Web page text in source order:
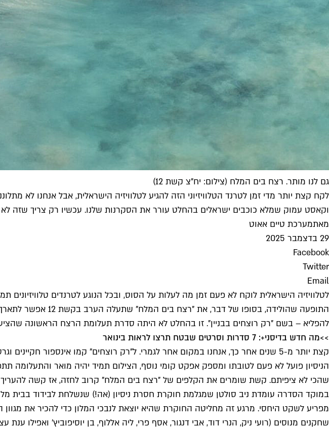
גם לנו מותר. רצח בים המלח (צילום: יח"צ קשת 12)
לקח קצת יותר מדי זמן לטרנד הטלוויזיוני הזה להגיע לטלוויזיה הישראלית, אבל אנחנו לא
וקאסט עמוק שמלא כוכבים ישראלים בהחלט עורר את הסקרנות שלנו. עכשיו רק צריך שזה לא
מאתמערכת טיים אאוט
29 בדצמבר 2025
Facebook
Twitter
Email
לטלוויזיה הישראלית לוקח לא פעם זמן מה לעלות על הסוס, ובכל הנוגע לטרנדים
להפליא – בשם "רק רוצחים בבניין". זו בהחלט לא היתה סדרת תעלומת הרצח הראשונה
>>מה חדש בדיסני+: 7 סדרות וסרטים שבטח תרצו לראות בינואר
קצת יותר מ-5 שנים אחר כך, אנחנו במקום אחר לגמרי. ל"רק רוצחים" קמו אינספור
הניסיון פועל לא פעם לטובתו ומספק אפקט קומי נוסף, הצילום תמיד יהיה מואר
שהכי לא ציפיתם. קשת שומרים את הקלפים של "רצח בים המלח" קרוב לחזה, אז קשה
במוקד הסדרה עומדת ניב סולטן שמגלמת חוקרת חסרת ניסיון (אה!) שנשלחת לבידוד בבית
מפריע לשקט היחסי. מרגע זה מחליטה החוקרת שהיא יוצאת לנבכי המלון כדי להכיר את
שחקנים מנוסים (רועי ניק, הנרי דוד, אבי דנגור, אסף פרי, ליה אללוף, בן יוסיפוביץ' ואפילו